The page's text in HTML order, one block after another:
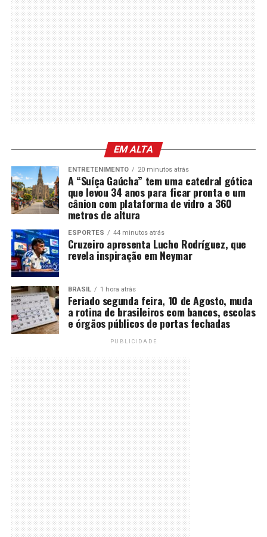
EM ALTA
ENTRETENIMENTO 20 minutos atrás
A “Suíça Gaúcha” tem uma catedral gótica
que levou 34 anos para ficar pronta e um
cânion com plataforma de vidro a 360
metros de altura
ESPORTES 44 minutos atrás
Cruzeiro apresenta Lucho Rodríguez, que
revela inspiração em Neymar
BRASIL 1 hora atrás
Feriado segunda feira, 10 de Agosto, muda
a rotina de brasileiros com bancos, escolas
e órgãos públicos de portas fechadas
PUBLICIDADE